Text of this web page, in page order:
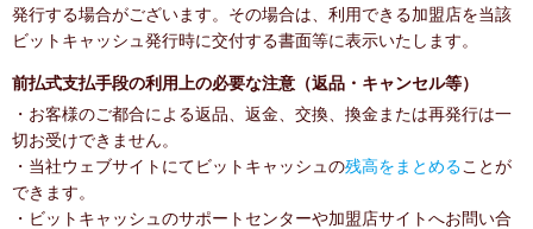
発行する場合がございます。その場合は、利用できる加盟店を当該
ビットキャッシュ発行時に交付する書面等に表示いたします。
前払式支払手段の利用上の必要な注意（返品・キャンセル等）
・お客様のご都合による返品、返金、交換、換金または再発行は一
切お受けできません。
・当社ウェブサイトにてビットキャッシュの残高をまとめることが
できます。
・ビットキャッシュのサポートセンターや加盟店サイトへお問い合